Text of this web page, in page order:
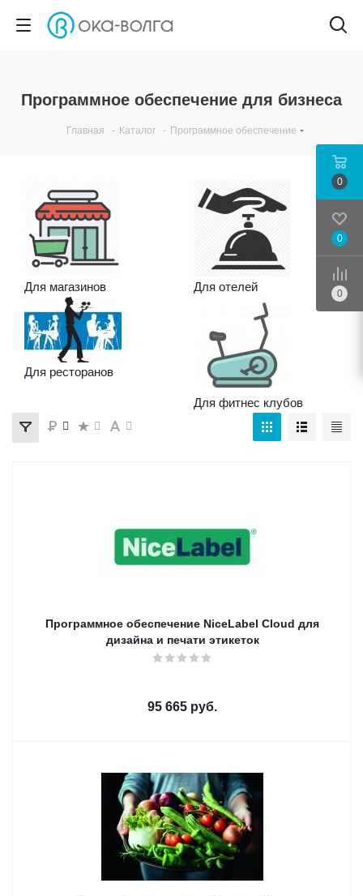
Программное обеспечение для бизнеса
Главная - Каталог - Программное обеспечение
Для магазинов Для отелей
Для ресторанов
Для фитнес клубов
Программное обеспечение NiceLabel Cloud для
дизайна и печати этикеток
95 665 руб.
0
0
0